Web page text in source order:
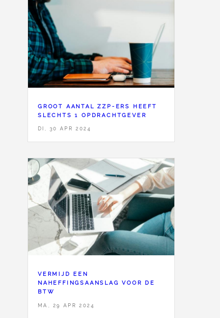
GROOT AANTAL ZZP-ERS HEEFT
SLECHTS 1 OPDRACHTGEVER
DI, 30 APR 2024
VERMIJD EEN
NAHEFFINGSAANSLAG VOOR DE
BTW
MA, 29 APR 2024